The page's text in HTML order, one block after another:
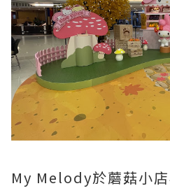
My Melody於蘑菇小